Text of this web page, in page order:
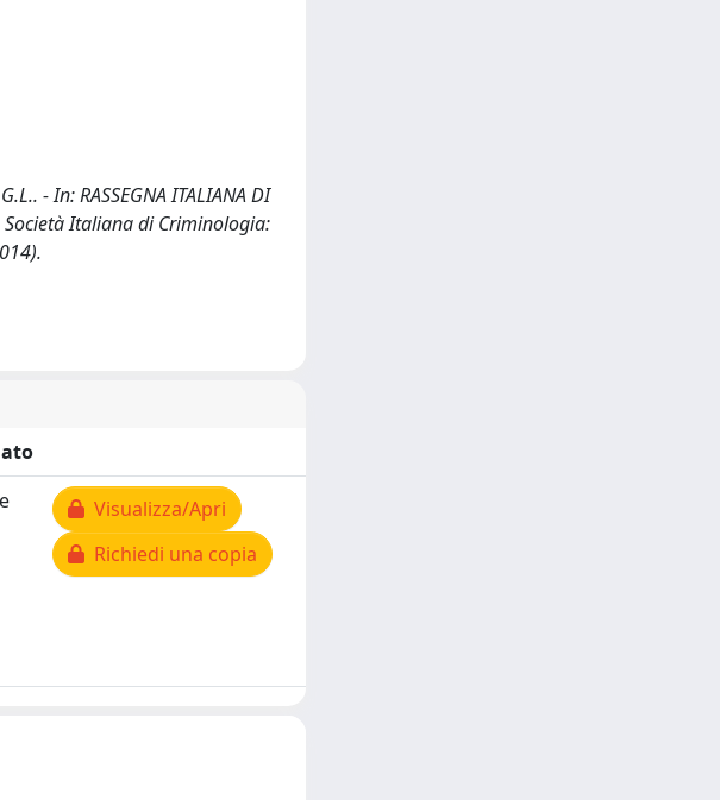
- In: RASSEGNA ITALIANA DI
Società Italiana di Criminologia:
Visualizza/Apri
Richiedi una copia